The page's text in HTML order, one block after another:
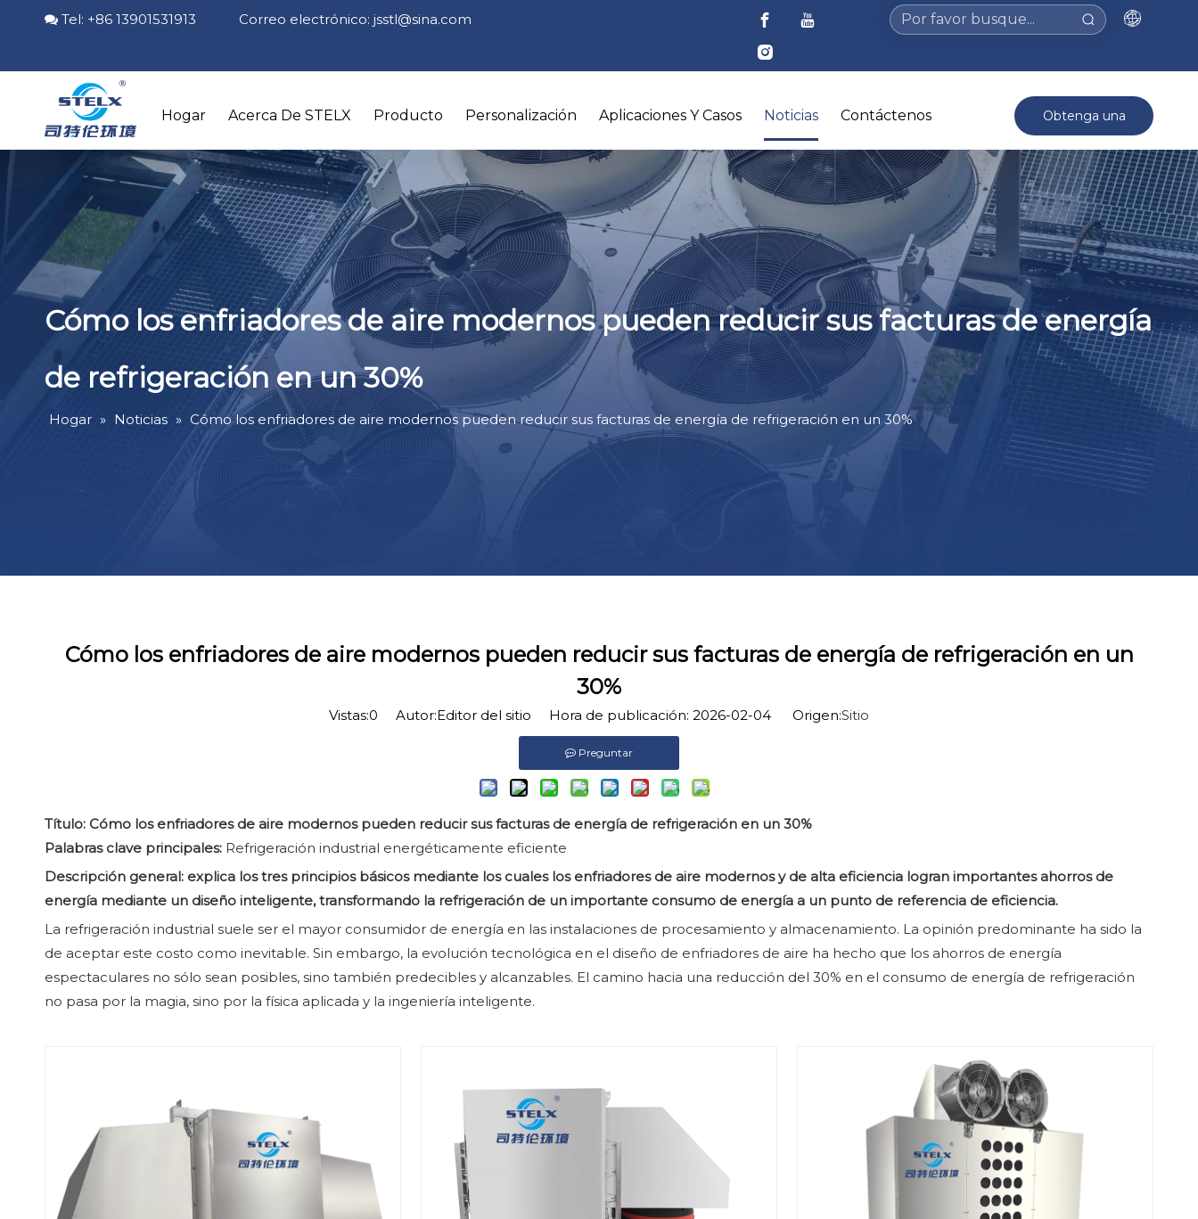
 Tel: +86 13901531913 Correo electrónico: jsstl@sina.com
Hogar Acerca De STELX Producto Personalización Aplicaciones Y Casos Noticias Contáctenos Obtenga una
cotización >
Cómo los enfriadores de aire modernos pueden reducir sus facturas de energía
de refrigeración en un 30%
Hogar » Noticias » Cómo los enfriadores de aire modernos pueden reducir sus facturas de energía de refrigeración en un 30%
Cómo los enfriadores de aire modernos pueden reducir sus facturas de energía de refrigeración en un
30%
Vistas:0 Autor:Editor del sitio Hora de publicación: 2026-02-04 Origen:Sitio
Preguntar
Título: Cómo los enfriadores de aire modernos pueden reducir sus facturas de energía de refrigeración en un 30%
Palabras clave principales: Refrigeración industrial energéticamente eficiente
Descripción general: explica los tres principios básicos mediante los cuales los enfriadores de aire modernos y de alta eficiencia logran importantes ahorros de
energía mediante un diseño inteligente, transformando la refrigeración de un importante consumo de energía a un punto de referencia de eficiencia.
La refrigeración industrial suele ser el mayor consumidor de energía en las instalaciones de procesamiento y almacenamiento. La opinión predominante ha sido la
de aceptar este costo como inevitable. Sin embargo, la evolución tecnológica en el diseño de enfriadores de aire ha hecho que los ahorros de energía
espectaculares no sólo sean posibles, sino también predecibles y alcanzables. El camino hacia una reducción del 30% en el consumo de energía de refrigeración
no pasa por la magia, sino por la física aplicada y la ingeniería inteligente.